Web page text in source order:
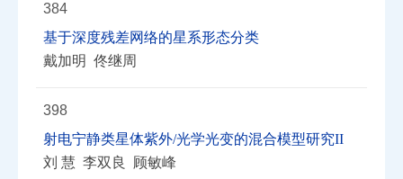
384
基于深度残差网络的星系形态分类
戴加明 佟继周
398
射电宁静类星体紫外/光学光变的混合模型研究II
刘 慧 李双良 顾敏峰